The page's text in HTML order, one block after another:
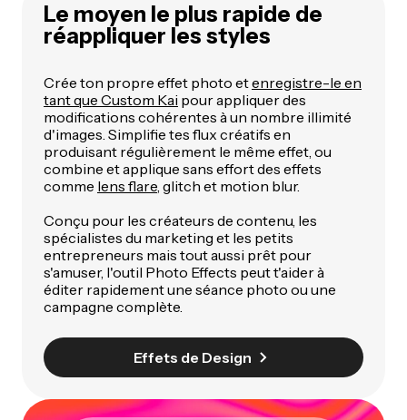
Le moyen le plus rapide de
réappliquer les styles
Crée ton propre effet photo etenregistre-le en
tant que Custom Kai pour appliquer des
modifications cohérentes à un nombre illimité
d'images. Simplifie tes flux créatifs en
produisant régulièrement le même effet, ou
combine et applique sans effort des effets
comme lens flare, glitch et motion blur.
Conçu pour les créateurs de contenu, les
spécialistes du marketing et les petits
entrepreneurs mais tout aussi prêt pour
s'amuser, l'outil Photo Effects peut t'aider à
éditer rapidement une séance photo ou une
campagne complète.
Effets de Design